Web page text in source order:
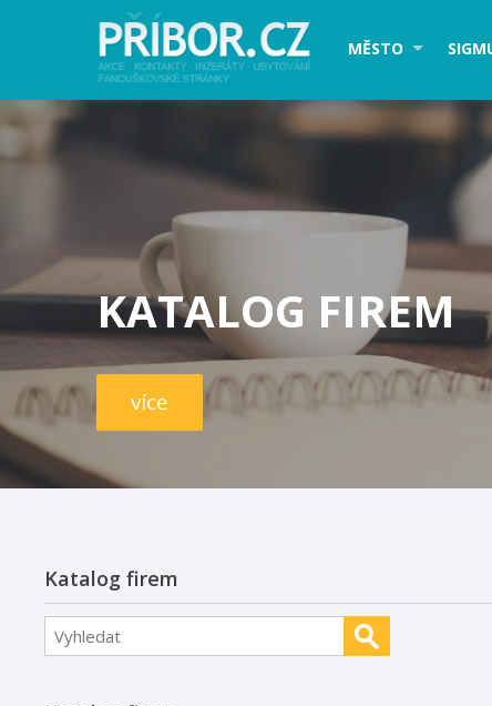
MĚSTO
KATALOG FIREM
více
Katalog firem